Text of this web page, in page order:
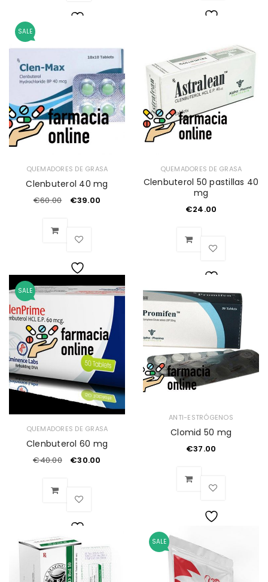
deseos
de
deseos
SALE
QUEMADORES DE GRASA
Clenbuterol 40 mg
€60.00 €39.00
Lista
deseos
QUEMADORES DE GRASA
Clenbuterol 50 pastillas 40
mg
€24.00
Lista
de
deseos
SALE
QUEMADORES DE GRASA
Clenbuterol 60 mg
€40.00 €30.00
Lista
de
ANTI-ESTRÓGENOS
Clomid 50 mg
€37.00
SALE